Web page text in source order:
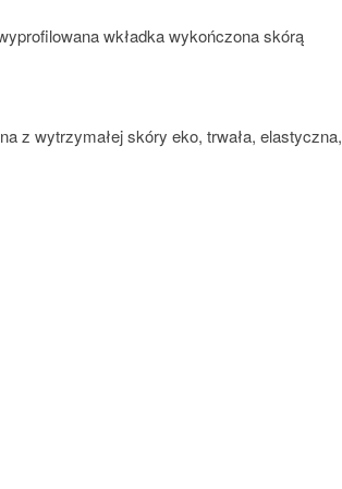
wkładka wykończona skórą
z wytrzymałej skóry eko, trwała, elastyczna,